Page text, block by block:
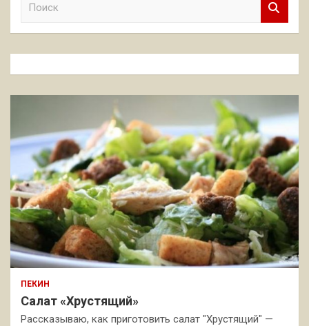
к
ПЕКИН
Салат «Хрустящий»
Рассказываю, как приготовить салат "Хрустящий" —